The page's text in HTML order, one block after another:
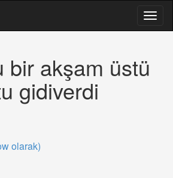
bir akşam üstü
gidiverdi
olarak)